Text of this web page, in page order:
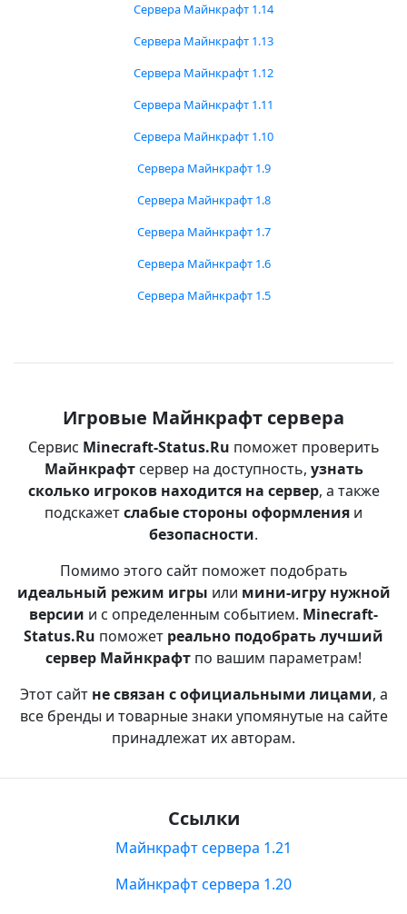
Сервера Майнкрафт 1.14
Сервера Майнкрафт 1.13
Сервера Майнкрафт 1.12
Сервера Майнкрафт 1.11
Сервера Майнкрафт 1.10
Сервера Майнкрафт 1.9
Сервера Майнкрафт 1.8
Сервера Майнкрафт 1.7
Сервера Майнкрафт 1.6
Сервера Майнкрафт 1.5
Игровые Майнкрафт сервера
Сервис Minecraft-Status.Ru поможет проверить
Майнкрафтсервер на доступность, узнать
сколько игроков находится на сервер, а также
подскажетслабые стороны оформления и
безопасности.
Помимо этого сайт поможет подобрать
идеальный режим игры или мини-игру нужной
версии и с определенным событием. Minecraft-
Status.Ru поможет реально подобрать лучший
сервер Майнкрафт по вашим параметрам!
Этот сайт не связан с официальными лицами, а
все бренды и товарные знаки упомянутые на сайте
принадлежат их авторам.
Ссылки
Майнкрафт сервера 1.21
Майнкрафт сервера 1.20